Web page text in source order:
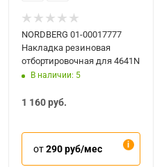
NORDBERG 01-00017777
Накладка резиновая
отбортировочная для 4641N
В наличии: 5
1 160руб.
от290 руб/мес